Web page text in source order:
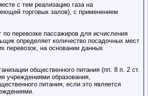
с тем реализацию газа на
торговых залов), с применением
перевозке пассажиров для исчисления
определяет количество посадочных мест
перевозок, на основании данных
общественного питания (пп. 8 п. 2 ст.
учреждениями образования,
питания, если это является